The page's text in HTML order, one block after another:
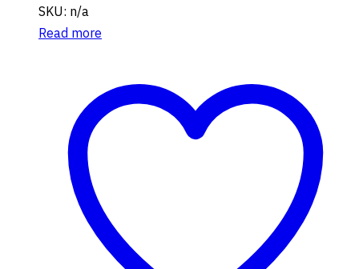
SKU: n/a
Read more